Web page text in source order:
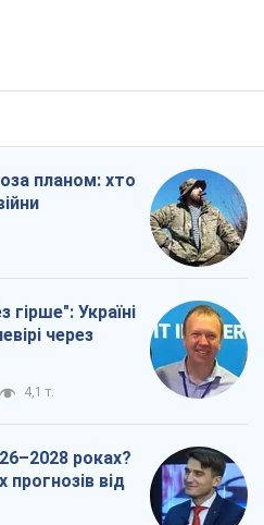
планом: хто
Україні
через
4,1 т.
роках?
прогнозів від